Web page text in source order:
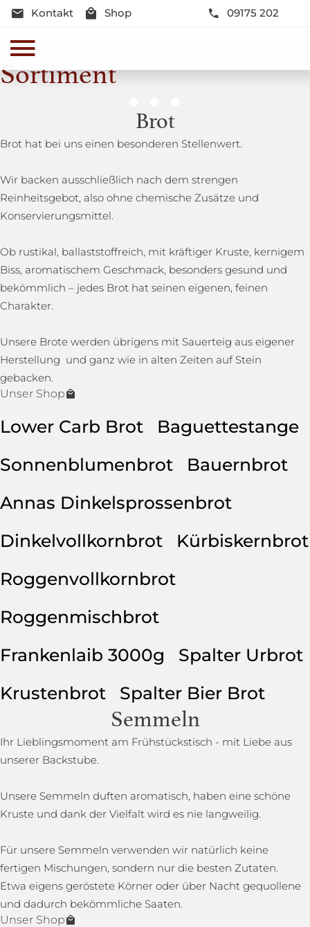
Kontakt Shop 09175 202
Sortiment
Genussmomente
Herzhaft oder süß - Beste Qualität und Frische sind
Brot
Brot hat bei uns einen besonderen Stellenwert.
Wir backen ausschließlich nach dem strengen
Reinheitsgebot, also ohne chemische Zusätze und
Konservierungsmittel.
Ob rustikal, ballaststoffreich, mit kräftiger Kruste, kernigem
Biss, aromatischem Geschmack, besonders gesund und
bekömmlich – jedes Brot hat seinen eigenen, feinen
Charakter.
Unsere Brote werden übrigens mit Sauerteig aus eigener
Herstellung und ganz wie in alten Zeiten auf Stein
gebacken.
Unser Shop
Lower Carb Brot
Baguettestange
Sonnenblumenbrot
Bauernbrot
Annas Dinkelsprossenbrot
Dinkelvollkornbrot
Kürbiskernbrot
Roggenvollkornbrot
Roggenmischbrot
Frankenlaib 3000g
Spalter Urbrot
Krustenbrot
Spalter Bier Brot
Semmeln
Ihr Lieblingsmoment am Frühstückstisch - mit Liebe aus
unserer Backstube.
Unsere Semmeln duften aromatisch, haben eine schöne
Kruste und dank der Vielfalt wird es nie langweilig.
Für unsere Semmeln verwenden wir natürlich keine
fertigen Mischungen, sondern nur die besten Zutaten.
Etwa eigens geröstete Körner oder über Nacht gequollene
und dadurch bekömmliche Saaten.
Unser Shop